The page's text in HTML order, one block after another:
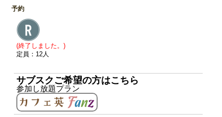
予約
(終了しました。)
定員：12人
サブスクご希望の方はこちら
参加し放題プラン